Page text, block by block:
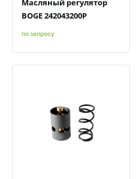
BOGE 242043200P
по запросу
Быстрый просмотрДобавить к сравнению
Добавить в избранное